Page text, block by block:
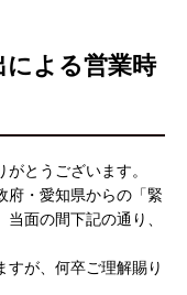
による営業時
とうございます。
府・愛知県からの「緊
面の間下記の通り、
すが、何卒ご理解賜り